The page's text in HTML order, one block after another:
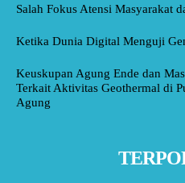
Salah Fokus Atensi Masyarakat
Ketika Dunia Digital Menguji
Keuskupan Agung Ende dan
Terkait Aktivitas Geothermal di
Agung